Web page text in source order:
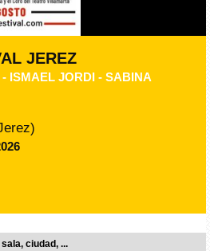
JEREZ
ISMAEL JORDI - SABINA
ciudad, ...